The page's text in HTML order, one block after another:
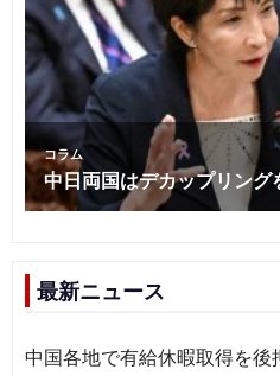
最新ニュース
中国各地で有給休暇取得を